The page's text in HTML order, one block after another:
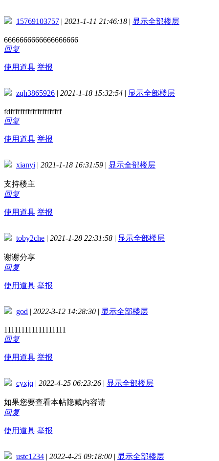
15769103757 | 2021-1-11 21:46:18 | 显示全部楼层
6666666666666666666
回复
使用道具 举报
zqh3865926 | 2021-1-18 15:32:54 | 显示全部楼层
fdfffffffffffffffffffff
回复
使用道具 举报
xianyi | 2021-1-18 16:31:59 | 显示全部楼层
支持楼主
回复
使用道具 举报
toby2che | 2021-1-28 22:31:58 | 显示全部楼层
谢谢分享
回复
使用道具 举报
god | 2022-3-12 14:28:30 | 显示全部楼层
111111111111111111
回复
使用道具 举报
cyxjq | 2022-4-25 06:23:26 | 显示全部楼层
如果您要查看本帖隐藏内容请
回复
使用道具 举报
ustc1234 | 2022-4-25 09:18:00 | 显示全部楼层